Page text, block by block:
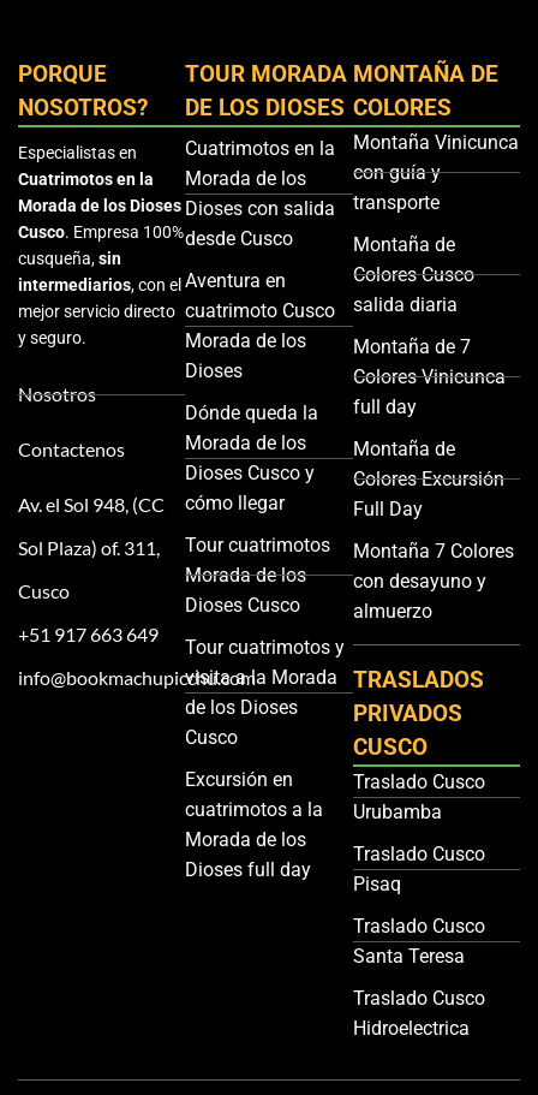
PORQUE
NOSOTROS?
Especialistas en
Cuatrimotos en la
Morada de los Dioses
Cusco. Empresa 100%
cusqueña,sin
intermediarios, con el
mejor servicio directo
y seguro.
Nosotros
Contactenos
Av. el Sol 948, (CC
Sol Plaza) of. 311,
Cusco
+51 917 663 649
info@bookmachupicchu.com
TOUR MORADA
DE LOS DIOSES
Cuatrimotos en la
Morada de los
Dioses con salida
desde Cusco
Aventura en
cuatrimoto Cusco
Morada de los
Dioses
Dónde queda la
Morada de los
Dioses Cusco y
cómo llegar
Tour cuatrimotos
Morada de los
Dioses Cusco
Tour cuatrimotos y
visita a la Morada
de los Dioses
Cusco
Excursión en
cuatrimotos a la
Morada de los
Dioses full day
MONTAÑA DE
COLORES
Montaña Vinicunca
con guía y
transporte
Montaña de
Colores Cusco
salida diaria
Montaña de 7
Colores Vinicunca
full day
Montaña de
Colores Excursión
Full Day
Montaña 7 Colores
con desayuno y
almuerzo
TRASLADOS
PRIVADOS
CUSCO
Traslado Cusco
Urubamba
Traslado Cusco
Pisaq
Traslado Cusco
Santa Teresa
Traslado Cusco
Hidroelectrica